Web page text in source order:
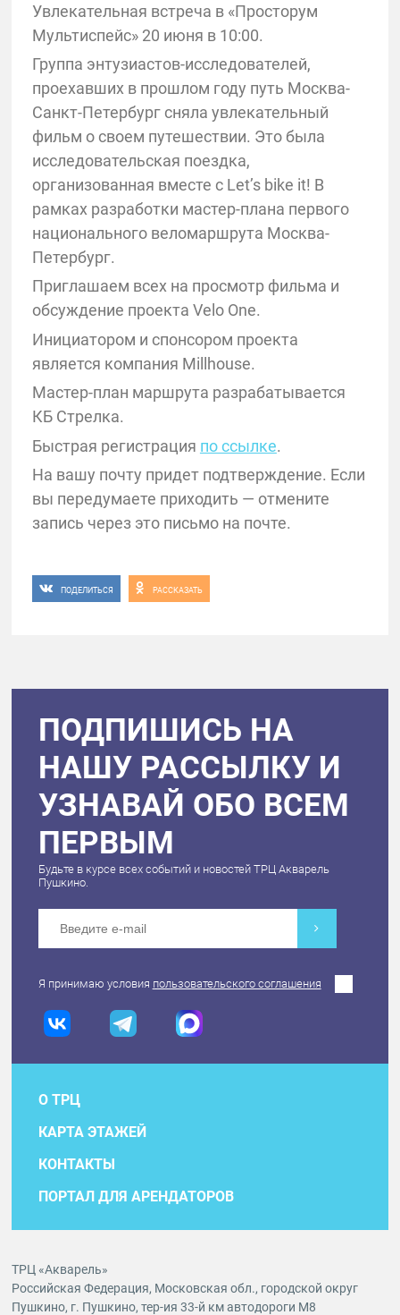
Увлекательная встреча в «Просторум
Мультиспейс» 20 июня в 10:00.
Группа энтузиастов-исследователей,
проехавших в прошлом году путь Москва-
Санкт-Петербург сняла увлекательный
фильм о своем путешествии. Это была
исследовательская поездка,
организованная вместе с Let’s bike it! В
рамках разработки мастер-плана первого
национального веломаршрута Москва-
Петербург.
Приглашаем всех на просмотр фильма и
обсуждение проекта Velo One.
Инициатором и спонсором проекта
является компания Millhouse.
Мастер-план маршрута разрабатывается
КБ Стрелка.
Быстрая регистрация по ссылке.
На вашу почту придет подтверждение. Если
вы передумаете приходить — отмените
запись через это письмо на почте.
ПОДЕЛИТЬСЯ РАССКАЗАТЬ
ПОДПИШИСЬ НА
НАШУ РАССЫЛКУ И
УЗНАВАЙ ОБО ВСЕМ
ПЕРВЫМ
Будьте в курсе всех событий и новостей ТРЦ Акварель
Пушкино.
Я принимаю условия пользовательского соглашения
О ТРЦ
КАРТА ЭТАЖЕЙ
КОНТАКТЫ
ПОРТАЛ ДЛЯ АРЕНДАТОРОВ
ТРЦ «Акварель»
Российская Федерация, Московская обл., городской округ
Пушкино, г. Пушкино, тер-ия 33-й км автодороги М8